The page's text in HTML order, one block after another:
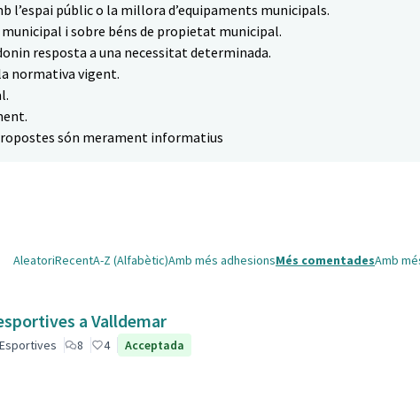
l’espai públic o la millora d’equipaments municipals.
i sobre béns de propietat municipal.
resposta a una necessitat determinada.
normativa vigent.
són merament informatius
AleatoriRecentA-Z (Alfabètic)Amb més adhesionsMés comentadesAmb
a Valldemar
8 4 Acceptada